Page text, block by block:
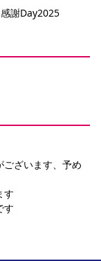
トサルパーク長居
謝Day2025
ざいます、予め
す
す